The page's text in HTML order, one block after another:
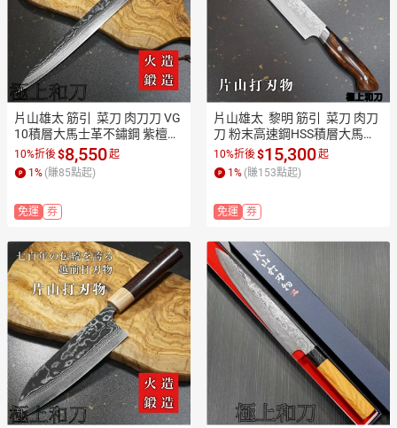
片山雄太 筋引  菜刀 肉刀刀 VG
10積層大馬士革不鏽鋼 紫檀柄
270mm,240mm【極上和刀】
【日本高品質菜刀】【APP滿
額下單10%點數(單一帳號最高
10%折後$8,550起
1 % (賺85點起)
免運 券
片山雄太  黎明 筋引  菜刀 肉刀
刀 粉末高速鋼HSS積層大馬士
革 270mm,240mm【極上和
刀】【日本高品質菜刀】【AP
P滿額下單10%點數(單一帳號
10%折後$15,300起
1 % (賺153點起)
免運 券